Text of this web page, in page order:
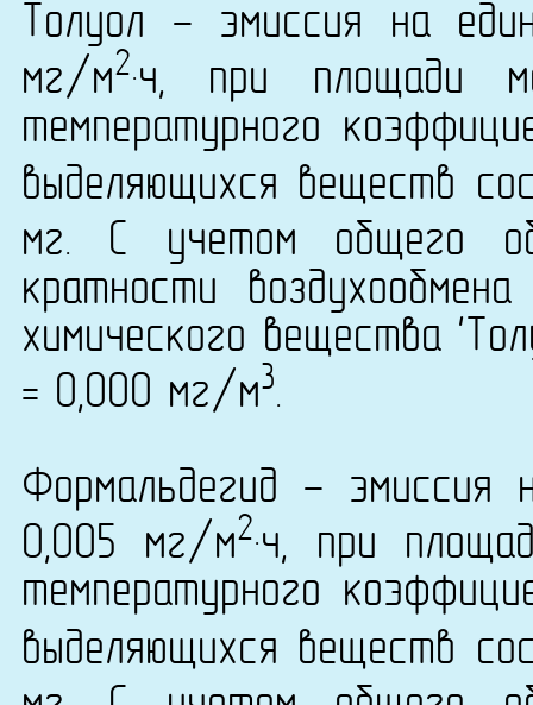
Толуол - эмиссия на
мг/м2·ч, при площади
температурного
выделяющихся веществ
мг. С учетом общего
кратности
химического вещества
= 0,000 мг/м3.
Формальдегид - эмиссия
0,005 мг/м2·ч, при
температурного
выделяющихся веществ